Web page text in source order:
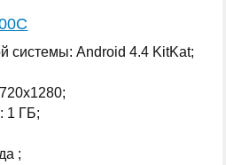
системы: Android 4.4 KitKat;
1 ГБ;
;